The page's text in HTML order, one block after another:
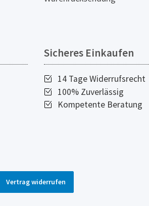
Sicheres Einkaufen
14 Tage Widerrufsrecht
100% Zuverlässig
Kompetente Beratung
Vertrag widerrufen